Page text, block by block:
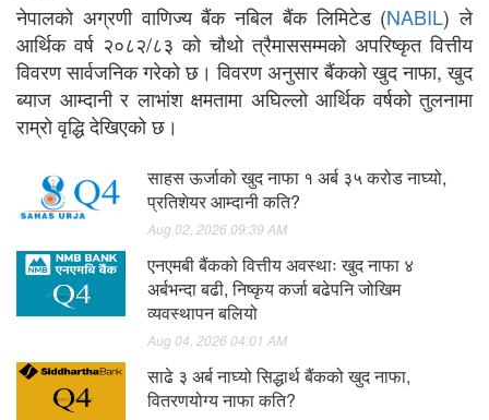
नेपालको अग्रणी वाणिज्य बैंक नबिल बैंक लिमिटेड (NABIL) ले
आर्थिक वर्ष २०८२/८३ को चौथो त्रैमाससम्मको अपरिष्कृत वित्तीय
विवरण सार्वजनिक गरेको छ। विवरण अनुसार बैंकको खुद नाफा, खुद
ब्याज आम्दानी र लाभांश क्षमतामा अघिल्लो आर्थिक वर्षको तुलनामा
राम्रो वृद्धि देखिएको छ।
साहस ऊर्जाको खुद नाफा १ अर्ब ३५ करोड नाघ्यो,
प्रतिशेयर आम्दानी कति?
Aug 02, 2026 09:39 AM
एनएमबी बैंकको वित्तीय अवस्थाः खुद नाफा ४
अर्बभन्दा बढी, निष्कृय कर्जा बढेपनि जोखिम
व्यवस्थापन बलियो
Aug 04, 2026 04:01 AM
साढे ३ अर्ब नाघ्यो सिद्धार्थ बैंकको खुद नाफा,
वितरणयोग्य नाफा कति?